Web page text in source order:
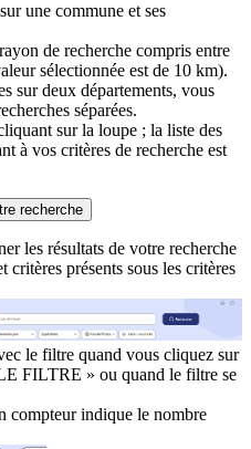
une commune et ses
de recherche compris entre
sélectionnée est de 10 km).
sur deux départements, vous
séparées.
sur la loupe ; la liste des
à vos critères de recherche est
recherche
les résultats de votre recherche
critères présents sous les critères
le filtre quand vous cliquez sur
FILTRE » ou quand le filtre se
compteur indique le nombre